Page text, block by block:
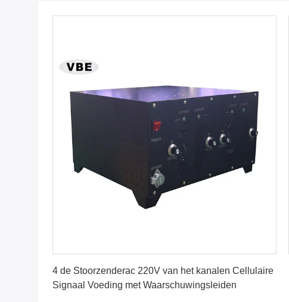
4 de Stoorzenderac 220V van het kanalen Cellulaire
Signaal Voeding met Waarschuwingsleiden